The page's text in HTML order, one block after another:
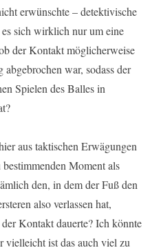
erwünschte – detektivische
sich wirklich nur um eine
der Kontakt möglicherweise
war, sodass der
Spielen des Balles in
aus taktischen Erwägungen
Moment als
den, in dem der Fuß den
also verlassen hat,
Kontakt dauerte? Ich könnte
vielleicht ist das auch viel zu